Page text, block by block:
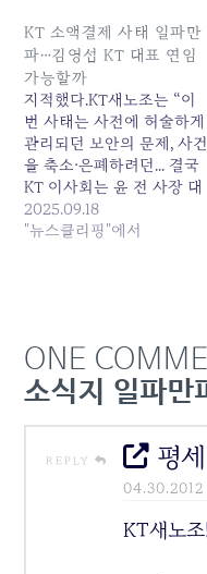
사를... 원본 기사: KT 사태
일파만파…새노조 "AI 강조,
보안 뒷전으로 미룬 결과"
발행일: 2025-09-09
08:30:00
KT 소액결제 사태 일파만
파…김영섭 KT 대표 연임
가능할까
지적했다.KT새노조는 “이
번 사태는 사전에 허술하게
관리되던 보안의 문제, 사건
을 축소·은폐하려던... 결국
KT 이사회는 윤 전 사장 대
신 김영섭 전 LG CNS 대표
를 새 대표로 선임했다.조승
2025.09.18
"뉴스클리핑"에서
ONE
소식지 일파만
REPLY 평세
KT새노